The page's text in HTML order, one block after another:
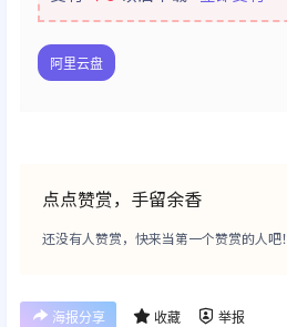
阿里云盘
点点赞赏，手留余香
还没有人赞赏，快来当第一个赞赏的人吧！
海报分享 收藏 举报